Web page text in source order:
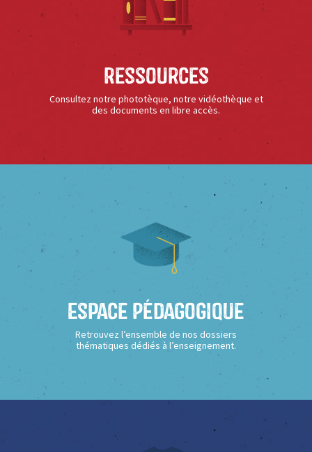
Ressources
Consultez notre phototèque, notre vidéothèque et
des documents en libre accès.
Espace Pédagogique
Retrouvez l’ensemble de nos dossiers
thématiques dédiés à l’enseignement.